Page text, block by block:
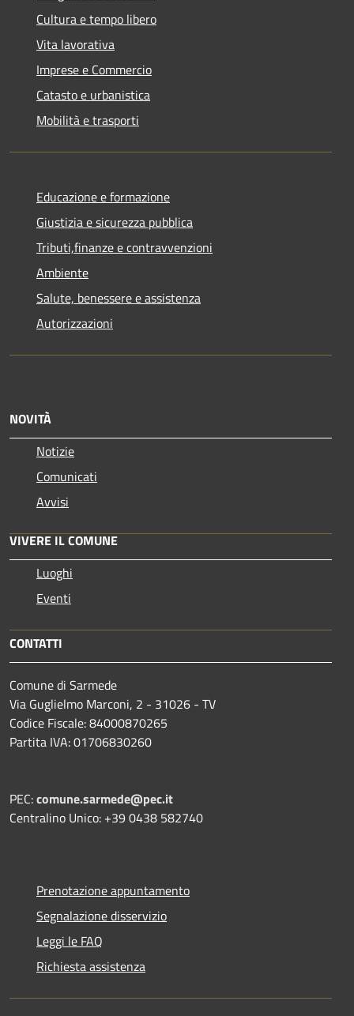
Cultura e tempo libero
Vita lavorativa
Imprese e Commercio
Catasto e urbanistica
Mobilità e trasporti
Educazione e formazione
Giustizia e sicurezza pubblica
Tributi,finanze e contravvenzioni
Ambiente
Salute, benessere e assistenza
Autorizzazioni
NOVITÀ
Notizie
Comunicati
Avvisi
VIVERE IL COMUNE
Luoghi
Eventi
CONTATTI
Comune di Sarmede
Via Guglielmo Marconi, 2 - 31026 - TV
Codice Fiscale: 84000870265
Partita IVA: 01706830260
PEC:comune.sarmede@pec.it
Centralino Unico: +39 0438 582740
Prenotazione appuntamento
Segnalazione disservizio
Leggi le FAQ
Richiesta assistenza